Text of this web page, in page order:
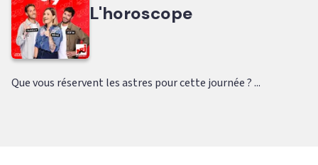
L'horoscope
Que vous réservent les astres pour cette journée ? ...